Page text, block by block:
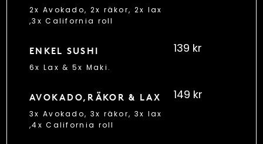
2x Avokado, 2x räkor, 2x lax
,3x California roll
ENKEL SUSHI
6x Lax & 5x Maki.
139 kr
AVOKADO,RÄKOR & LAX
3x Avokado, 3x räkor, 3x lax
,4x California roll
149 kr